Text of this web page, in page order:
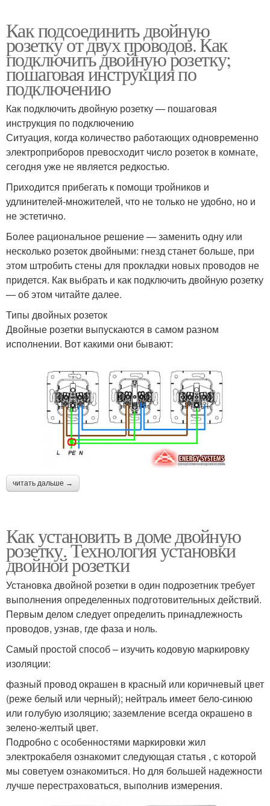
Как подсоединить двойную
розетку от двух проводов. Как
подключить двойную розетку;
пошаговая инструкция по
подключению
Как подключить двойную розетку — пошаговая
инструкция по подключению
Ситуация, когда количество работающих одновременно
электроприборов превосходит число розеток в комнате,
сегодня уже не является редкостью.
Приходится прибегать к помощи тройников и
удлинителей-множителей, что не только не удобно, но и
не эстетично.
Более рациональное решение — заменить одну или
несколько розеток двойными: гнезд станет больше, при
этом штробить стены для прокладки новых проводов не
придется. Как выбрать и как подключить двойную розетку
— об этом читайте далее.
Типы двойных розеток
Двойные розетки выпускаются в самом разном
исполнении. Вот какими они бывают:
читать дальше →
Как установить в доме двойную
розетку. Технология установки
двойной розетки
Установка двойной розетки в один подрозетник требует
выполнения определенных подготовительных действий.
Первым делом следует определить принадлежность
проводов, узнав, где фаза и ноль.
Самый простой способ – изучить кодовую маркировку
изоляции:
фазный провод окрашен в красный или коричневый цвет
(реже белый или черный); нейтраль имеет бело-синюю
или голубую изоляцию; заземление всегда окрашено в
зелено-желтый цвет.
Подробно с особенностями маркировки жил
электрокабеля ознакомит следующая статья , с которой
мы советуем ознакомиться. Но для большей надежности
лучше перестраховаться, выполнив измерения.